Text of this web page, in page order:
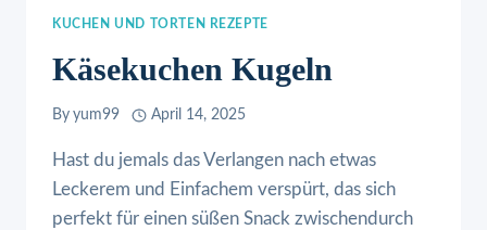
KUCHEN UND TORTEN REZEPTE
Käsekuchen Kugeln
By yum99 April 14, 2025
Hast du jemals das Verlangen nach etwas
Leckerem und Einfachem verspürt, das sich
perfekt für einen süßen Snack zwischendurch